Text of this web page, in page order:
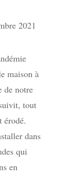
2021
maison à
de notre
tout
érodé.
dans
qui
en